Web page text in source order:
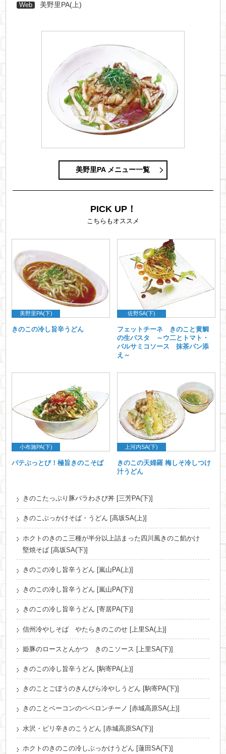
Web 美野里PA(上)
美野里PA メニュー一覧
PICK UP！
こちらもオススメ
美野里PA(下)
きのこの冷し旨辛うどん
佐野SA(下)
フェットチーネ きのこと黄鯛
の生パスタ ～ウ二とトマト・
バルサミコソース 抹茶パン添
え～
小布施PA(下)
バテぶっとび！極旨きのこそば
上河内SA(下)
きのこの天婦羅 梅しそ冷しつけ
汁うどん
きのこたっぷり豚バラわさび丼 [三芳PA(下)]
きのこぶっかけそば・うどん [高坂SA(上)]
ホクトのきのこ三種が半分以上詰まった四川風きのこ餡かけ
堅焼そば [高坂SA(下)]
きのこの冷し旨辛うどん [嵐山PA(上)]
きのこの冷し旨辛うどん [嵐山PA(下)]
きのこの冷し旨辛うどん [寄居PA(下)]
信州冷やしそば やたらきのこのせ [上里SA(上)]
姫豚のロースとんかつ きのこソース [上里SA(下)]
きのこの冷し旨辛うどん [駒寄PA(上)]
きのことごぼうのきんぴら冷やしうどん [駒寄PA(下)]
きのことベーコンのペペロンチーノ [赤城高原SA(上)]
水沢・ピリ辛きのこうどん [赤城高原SA(下)]
ホクトのきのこの冷しぶっかけうどん [蓮田SA(下)]